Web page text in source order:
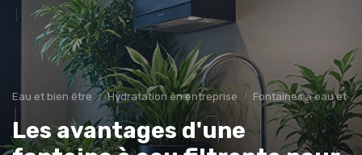
Eau et bien être Hydratation en entreprise Fontaines à eau et
Les avantages d'une